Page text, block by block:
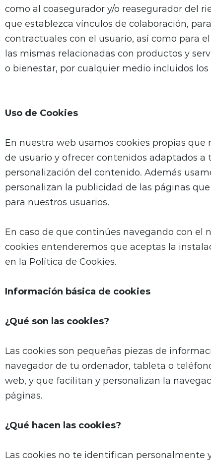
como al coasegurador y/o reasegurador del
que establezca vínculos de colaboración,
contractuales con el usuario, así como para
las mismas relacionadas con productos y
o bienestar, por cualquier medio incluidos los
Uso de Cookies
En nuestra web usamos cookies propias
de usuario y ofrecer contenidos adaptados a
personalización del contenido. Además
personalizan la publicidad de las páginas
para nuestros usuarios.
En caso de que continúes navegando con
cookies entenderemos que aceptas la
en la Política de Cookies.
Información básica de cookies
¿Qué son las cookies?
Las cookies son pequeñas piezas de
navegador de tu ordenador, tableta o
web, y que facilitan y personalizan la
páginas.
¿Qué hacen las cookies?
Las cookies no te identifican personalmente